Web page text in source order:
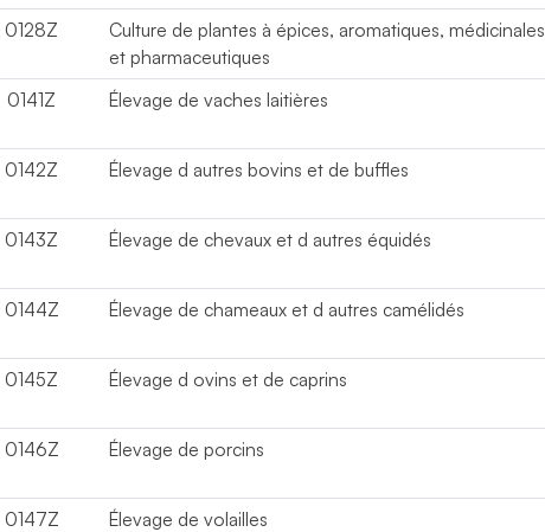
0128Z
Culture de plantes à épices, aromatiques, médicinales
et pharmaceutiques
0141Z
Élevage de vaches laitières
0142Z
Élevage d autres bovins et de buffles
0143Z
Élevage de chevaux et d autres équidés
0144Z
Élevage de chameaux et d autres camélidés
0145Z
Élevage d ovins et de caprins
0146Z
Élevage de porcins
0147Z
Élevage de volailles